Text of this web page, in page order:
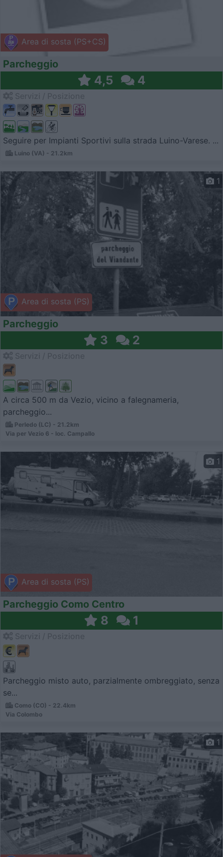
Area di sosta (PS+CS)
Parcheggio
4,5 4
Seguire per Impianti Sportivi sulla strada Luino-Varese. ...
Luino (VA) - 21.2km
Area di sosta (PS)
1
Parcheggio
3 2
A circa 500 m da Vezio, vicino a falegnameria,
parcheggio...
Perledo (LC) - 21.2km
Via per Vezio 6 - loc. Campallo
Area di sosta (PS)
1
Parcheggio Como Centro
8 1
Parcheggio misto auto, parzialmente ombreggiato, senza
se...
Como (CO) - 22.4km
Via Colombo
1